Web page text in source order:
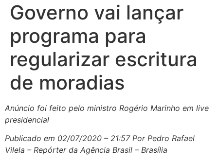
Governo vai lançar
programa para
regularizar escritura
de moradias
Anúncio foi feito pelo ministro Rogério Marinho em live
presidencial
Publicado em 02/07/2020 – 21:57 Por Pedro Rafael
Vilela – Repórter da Agência Brasil – Brasília